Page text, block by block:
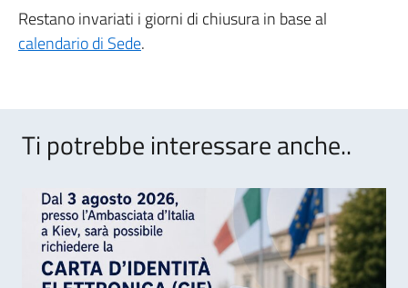
Restano invariati i giorni di chiusura in base al
calendario di Sede.
Ti potrebbe interessare anche..